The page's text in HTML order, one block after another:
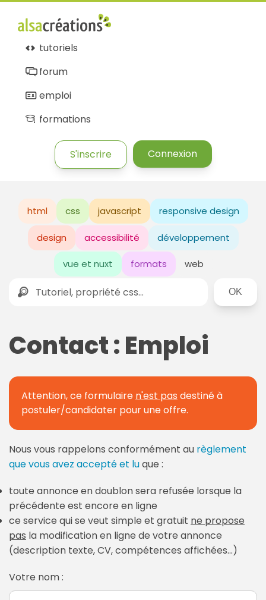
tutoriels
forum
emploi
formations
S'inscrire Connexion
html css javascript responsive design
design accessibilité développement
vue et nuxt formats web
Rechercher
Contact : Emploi
Attention, ce formulaire n'est pas destiné à
postuler/candidater pour une offre.
Nous vous rappelons conformément au règlement
que vous avez accepté et luque :
toute annonce en doublon sera refusée lorsque la
précédente est encore en ligne
ce service qui se veut simple et gratuit ne propose
pas la modification en ligne de votre annonce
(description texte, CV, compétences affichées...)
Votre nom :